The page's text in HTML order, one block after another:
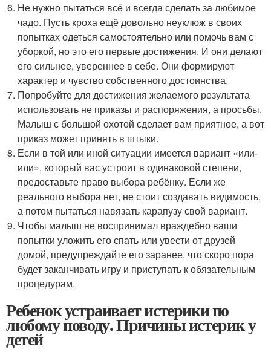
Не нужно пытаться всё и всегда сделать за любимое
чадо. Пусть кроха ещё довольно неуклюж в своих
попытках одеться самостоятельно или помочь вам с
уборкой, но это его первые достижения. И они делают
его сильнее, увереннее в себе. Они формируют
характер и чувство собственного достоинства.
Попробуйте для достижения желаемого результата
использовать не приказы и распоряжения, а просьбы.
Малыш с большой охотой сделает вам приятное, а вот
приказ может принять в штыки.
Если в той или иной ситуации имеется вариант «или-
или», который вас устроит в одинаковой степени,
предоставьте право выбора ребёнку. Если же
реального выбора нет, не стоит создавать видимость,
а потом пытаться навязать карапузу свой вариант.
Чтобы малыш не воспринимал враждебно ваши
попытки уложить его спать или увести от друзей
домой, предупреждайте его заранее, что скоро пора
будет заканчивать игру и приступать к обязательным
процедурам.
Ребенок устраивает истерики по
любому поводу. Причины истерик у
детей